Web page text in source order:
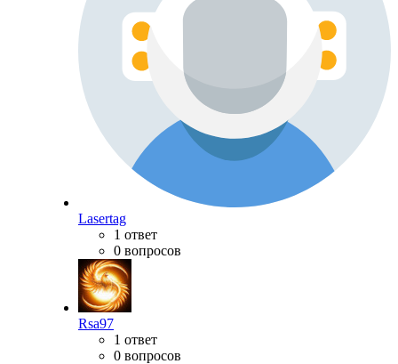
Lasertag
1 ответ
0 вопросов
Rsa97
1 ответ
0 вопросов